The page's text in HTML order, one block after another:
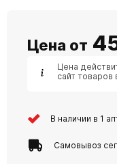
Цена от
Цена
сайт товаров
В наличии в 1
Самовывоз